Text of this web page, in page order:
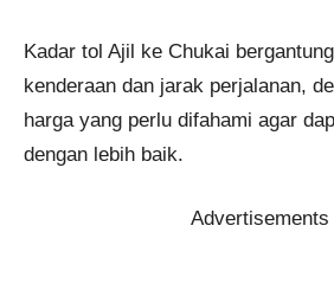
Kadar tol Ajil ke Chukai
kenderaan dan jarak perjalanan,
harga yang perlu difahami agar
dengan lebih baik.
Advertisements